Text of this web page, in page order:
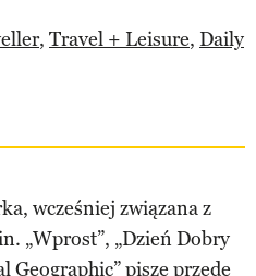
, Travel + Leisure, Daily
wcześniej związana z
„Wprost”, „Dzień Dobry
Geographic” pisze przede